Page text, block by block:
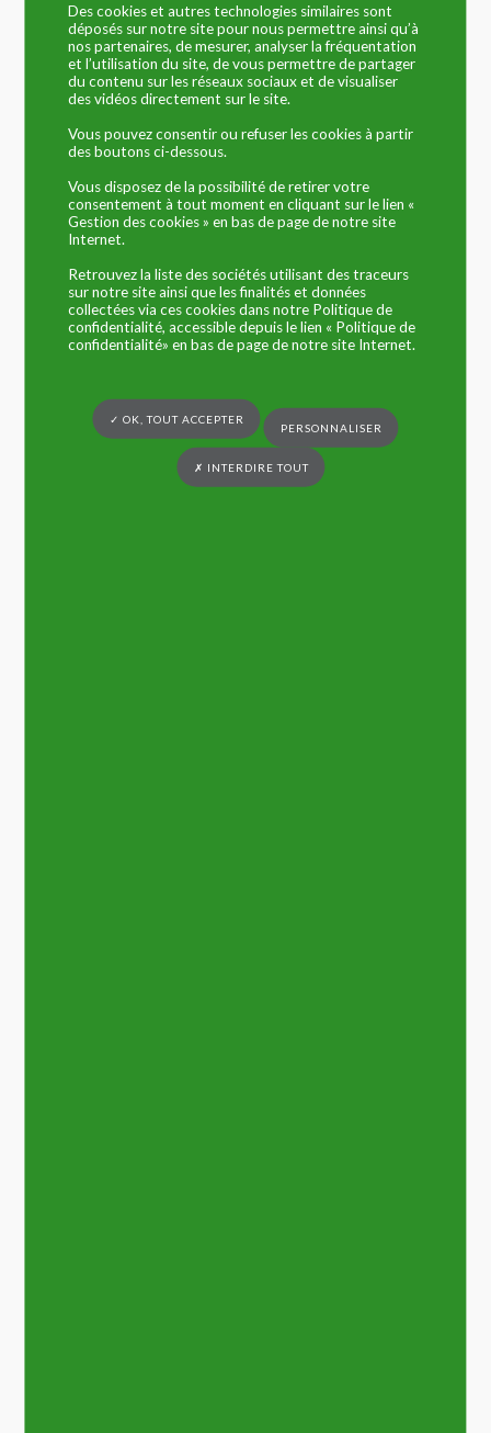
24 février 2026
PLAN PREVENTION DU BRUIT DANS
L’ENVIRONNEMENT
LIRE LA SUITE
23 octobre 2025
Des cookies et autres technologies similaires sont
déposés sur notre site pour nous permettre ainsi qu’à
nos partenaires, de mesurer, analyser la fréquentation
et l’utilisation du site, de vous permettre de partager
du contenu sur les réseaux sociaux et de visualiser
des vidéos directement sur le site.
Vous pouvez consentir ou refuser les cookies à partir
des boutons ci-dessous.
Vous disposez de la possibilité de retirer votre
consentement à tout moment en cliquant sur le lien «
Gestion des cookies » en bas de page de notre site
Internet.
Retrouvez la liste des sociétés utilisant des traceurs
sur notre site ainsi que les finalités et données
collectées via ces cookies dans notre Politique de
confidentialité, accessible depuis le lien « Politique de
confidentialité» en bas de page de notre site Internet.
✓ OK, TOUT ACCEPTER
PERSONNALISER
✗ INTERDIRE TOUT